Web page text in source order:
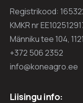
Registrikood:
KMKR nr
Männiku tee 104,
+372 506 2352
info@koneagro.ee
Liisingu info: